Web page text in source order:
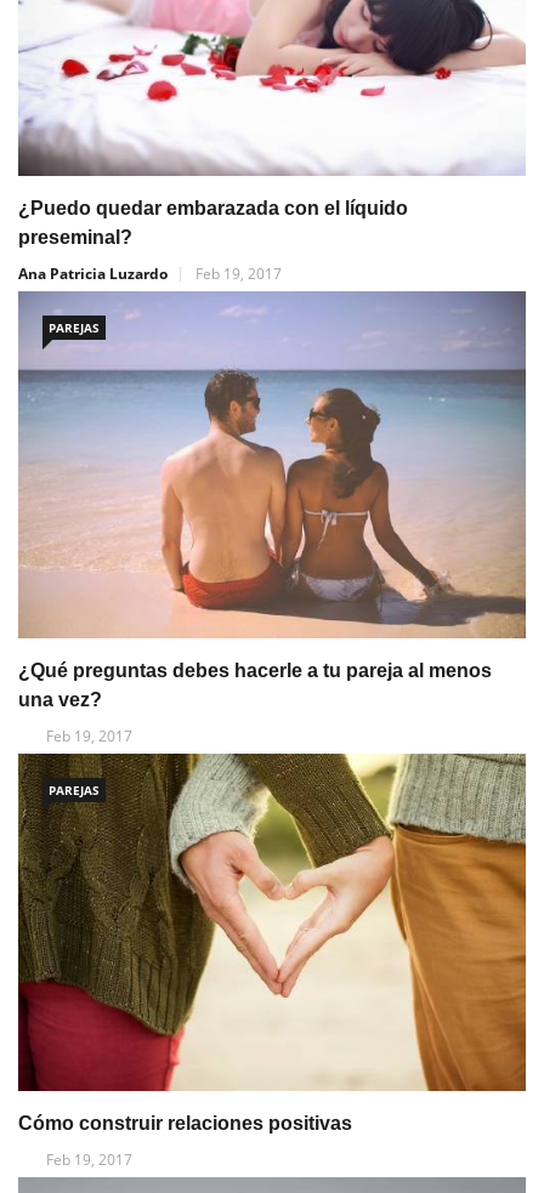
¿Puedo quedar embarazada con el líquido
preseminal?
Ana Patricia Luzardo
Feb 19, 2017
PAREJAS
¿Qué preguntas debes hacerle a tu pareja al menos
una vez?
Feb 19, 2017
PAREJAS
Cómo construir relaciones positivas
Feb 19, 2017